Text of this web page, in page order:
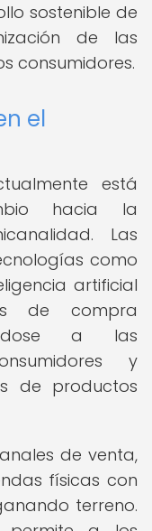
sostenible de
de las
consumidores.
el
está
hacia la
Las
como
artificial
de compra
a las
y
de productos
de venta,
físicas con
terreno.